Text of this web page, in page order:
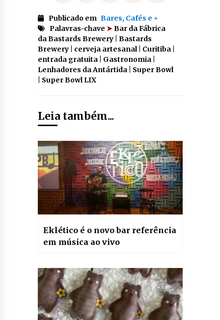
Publicado em Bares, Cafés e +
Palavras-chave ➤Bar da Fábrica
da Bastards Brewery | Bastards
Brewery | cerveja artesanal | Curitiba |
entrada gratuita | Gastronomia |
Lenhadores da Antártida | Super Bowl
| Super Bowl LIX
Leia também...
Eklético é o novo bar referência
em música ao vivo